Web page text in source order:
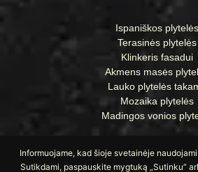
Ispaniškos plytelės
Terasinės plytelės
Klinkeris fasadui
Akmens masės
Lauko plytelės
Mozaika plytelės
Madingos vonios
Informuojame, kad šioje svetainėje
Sutikdami, paspauskite mygtuką „Sutinku“